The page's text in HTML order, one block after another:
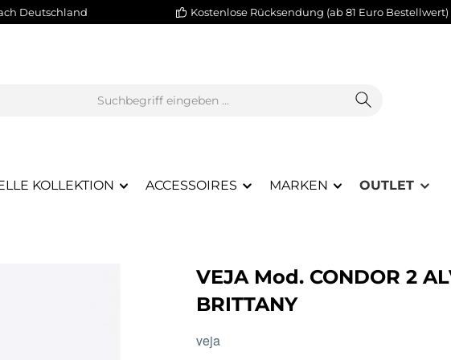
Deutschland Kostenlose Rücksendung (ab 81 Euro Bestellwert)
KOLLEKTION ACCESSOIRES MARKEN OUTLET
VEJA Mod. CONDOR 2
BRITTANY
veja